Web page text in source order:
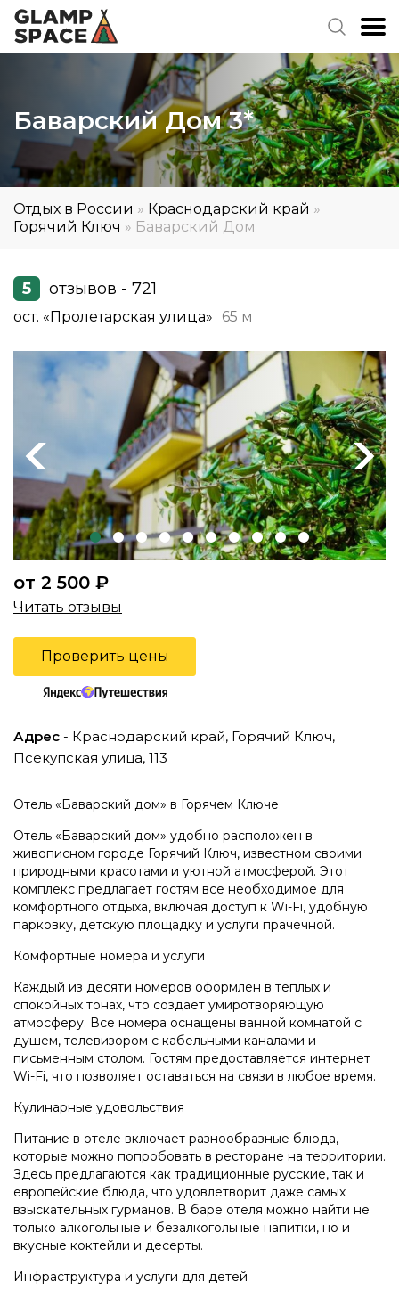
Баварский Дом 3*
Отдых в России » Краснодарский край »
Горячий Ключ » Баварский Дом
5 отзывов - 721
ост. «Пролетарская улица» 65 м
Previous Next
от 2 500 ₽
Читать отзывы
Проверить цены
Адрес - Краснодарский край, Горячий Ключ,
Псекупская улица, 113
Отель «Баварский дом» в Горячем Ключе
Отель «Баварский дом» удобно расположен в
живописном городе Горячий Ключ, известном своими
природными красотами и уютной атмосферой. Этот
комплекс предлагает гостям все необходимое для
комфортного отдыха, включая доступ к Wi-Fi, удобную
парковку, детскую площадку и услуги прачечной.
Комфортные номера и услуги
Каждый из десяти номеров оформлен в теплых и
спокойных тонах, что создает умиротворяющую
атмосферу. Все номера оснащены ванной комнатой с
душем, телевизором с кабельными каналами и
письменным столом. Гостям предоставляется интернет
Wi-Fi, что позволяет оставаться на связи в любое время.
Кулинарные удовольствия
Питание в отеле включает разнообразные блюда,
которые можно попробовать в ресторане на территории.
Здесь предлагаются как традиционные русские, так и
европейские блюда, что удовлетворит даже самых
взыскательных гурманов. В баре отеля можно найти не
только алкогольные и безалкогольные напитки, но и
вкусные коктейли и десерты.
Инфраструктура и услуги для детей